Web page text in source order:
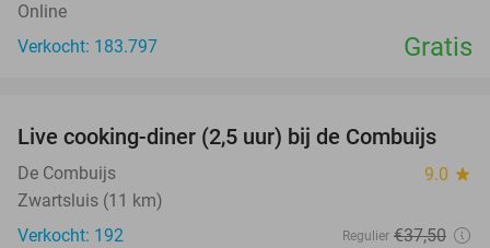
Online
Verkocht: 183.797
Gratis
20%
Live cooking-diner (2,5 uur) bij de Combuijs
De Combuijs 9.0 star
Zwartsluis (11 km)
Verkocht: 192
Regulier €37,50